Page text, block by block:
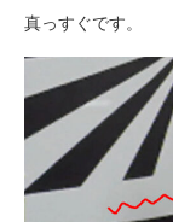
真っすぐです。